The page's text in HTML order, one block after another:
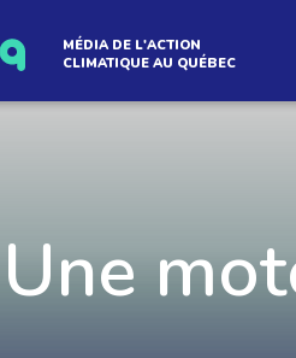
qui
MÉDIA DE L'ACTION
CLIMATIQUE AU QUÉBEC
Une